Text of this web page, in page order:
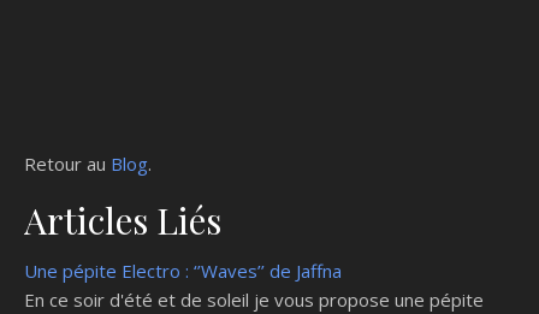
Retour au Blog.
Articles Liés
Une pépite Electro : ‘’Waves’’ de Jaffna
En ce soir d'été et de soleil je vous propose une pépite